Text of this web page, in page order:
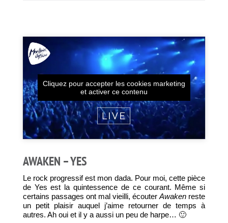
Cliquez pour accepter les cookies marketing
et activer ce contenu
AWAKEN – YES
Le rock progressif est mon dada. Pour moi, cette pièce
de Yes est la quintessence de ce courant. Même si
certains passages ont mal vieilli, écouterAwaken reste
un petit plaisir auquel j’aime retourner de temps à
autres. Ah oui et il y a aussi un peu de harpe… 🙂